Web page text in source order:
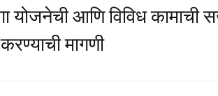
योजनेची आणि विविध कामाची
मागणी